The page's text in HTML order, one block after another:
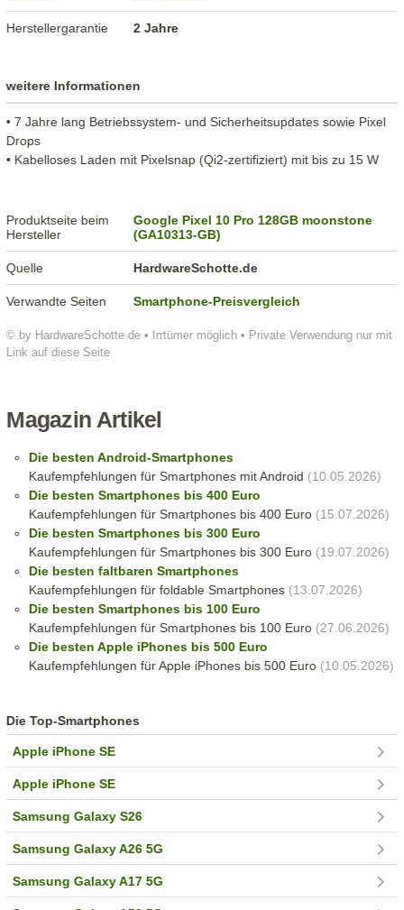
© by HardwareSchotte.de • Irrtümer möglich • Private Verwendung nur mit
Link auf diese Seite
Herstellergarantie 2 Jahre
weitere Informationen
• 7 Jahre lang Betriebssystem- und Sicherheitsupdates sowie Pixel
Drops
• Kabelloses Laden mit Pixelsnap (Qi2-zertifiziert) mit bis zu 15 W
Produktseite beim
Hersteller
Google Pixel 10 Pro 128GB moonstone
(GA10313-GB)
Quelle HardwareSchotte.de
Verwandte Seiten Smartphone-Preisvergleich
Magazin Artikel
Die besten Android-Smartphones
Kaufempfehlungen für Smartphones mit Android (10.05.2026)
Die besten Smartphones bis 400 Euro
Kaufempfehlungen für Smartphones bis 400 Euro(15.07.2026)
Die besten Smartphones bis 300 Euro
Kaufempfehlungen für Smartphones bis 300 Euro(19.07.2026)
Die besten faltbaren Smartphones
Kaufempfehlungen für foldable Smartphones(13.07.2026)
Die besten Smartphones bis 100 Euro
Kaufempfehlungen für Smartphones bis 100 Euro(27.06.2026)
Die besten Apple iPhones bis 500 Euro
Kaufempfehlungen für Apple iPhones bis 500 Euro(10.05.2026)
Die Top-Smartphones
Apple iPhone SE
Apple iPhone SE
Samsung Galaxy S26
Samsung Galaxy A26 5G
Samsung Galaxy A17 5G